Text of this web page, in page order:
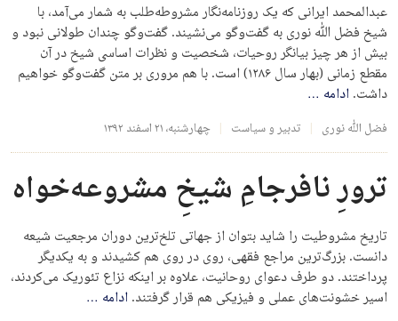
عبدالمحمد ایرانی که یک روزنامه‌نگار مشروطه‌طلب به شمار می‌آمد، با
شیخ فضل الله نوری به گفت‌وگو می‌نشیند. گفت‌وگو چندان طولانی نبود و
بیش از هر چیز بیانگر روحیات، شخصیت و نظرات اساسی شیخ در آن
مقطع زمانی (بهار سال ۱۲۸۶) است. با هم مروری بر متن گفت‌وگو خواهیم
داشت.ادامه …
فضل الله نوری تدبیر و سیاست چهارشنبه، ۲۱ اسفند ۱۳۹۲
ترورِ نافرجامِ شیخِ مشروعه‌خواه
تاریخ مشروطیت را شاید بتوان از جهاتی تلخ‌ترین دوران مرجعیت شیعه
دانست. بزرگ‌ترین مراجع فقهی، روی در روی هم کشیدند و به یکدیگر
پرداختند. دو طرف دعوای روحانیت، علاوه بر اینکه نزاع تئوریک می‌کردند،
اسیر خشونت‌های عملی و فیزیکی هم قرار گرفتند.ادامه …